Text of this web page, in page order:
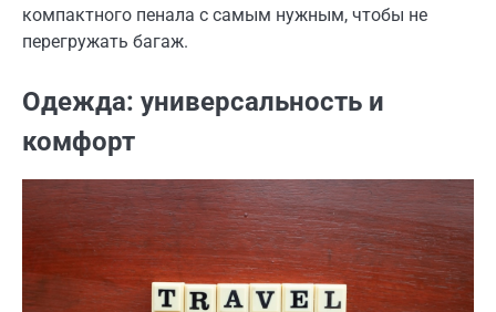
компактного пенала с самым нужным, чтобы не
перегружать багаж.
Одежда: универсальность и
комфорт